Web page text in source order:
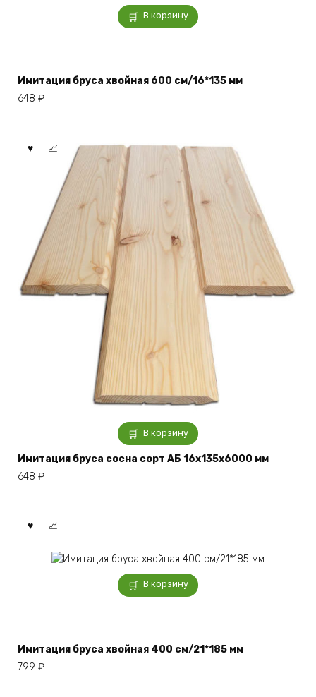
В корзину
Имитация бруса хвойная 600 см/16*135 мм
648 ₽
В корзину
Имитация бруса сосна сорт АБ 16x135x6000 мм
648 ₽
В корзину
Имитация бруса хвойная 400 см/21*185 мм
799 ₽